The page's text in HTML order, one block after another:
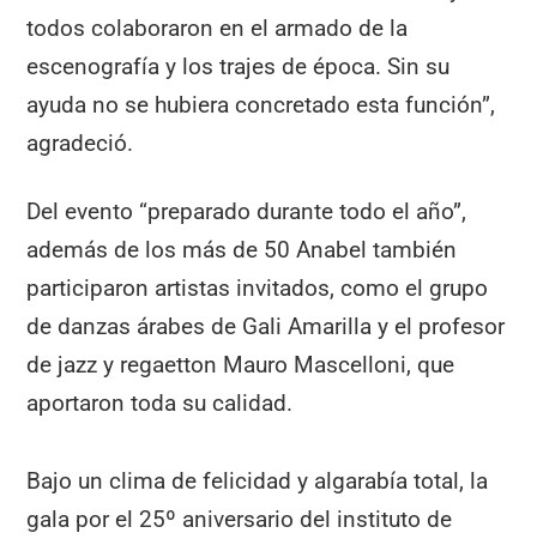
todos colaboraron en el armado de la
escenografía y los trajes de época. Sin su
ayuda no se hubiera concretado esta función”,
agradeció.
Del evento “preparado durante todo el año”,
además de los más de 50 Anabel también
participaron artistas invitados, como el grupo
de danzas árabes de Gali Amarilla y el profesor
de jazz y regaetton Mauro Mascelloni, que
aportaron toda su calidad.
Bajo un clima de felicidad y algarabía total, la
gala por el 25º aniversario del instituto de